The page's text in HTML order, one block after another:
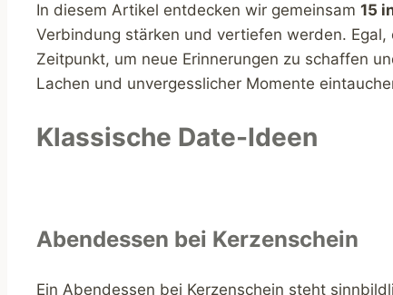
In diesem Artikel entdecken wir gemeinsam 15
Verbindung stärken und vertiefen werden. Egal,
Zeitpunkt, um neue Erinnerungen zu schaffen
Lachen und unvergesslicher Momente
Klassische Date-Ideen
Abendessen bei Kerzenschein
Ein Abendessen bei Kerzenschein steht